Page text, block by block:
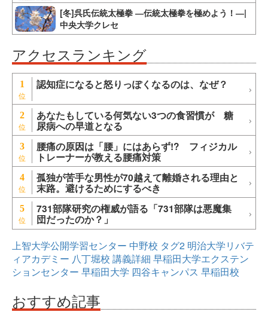
[冬]呉氏伝統太極拳 ―伝統太極拳を極めよう！―|
中央大学クレセ
アクセスランキング
1 認知症になると怒りっぽくなるのは、なぜ？
2 あなたもしている何気ない3つの食習慣が 糖
尿病への早道となる
3 腰痛の原因は「腰」にはあらず!? フィジカル
トレーナーが教える腰痛対策
4 孤独が苦手な男性が70越えて離婚される理由と
末路。避けるためにするべき
5 731部隊研究の権威が語る「731部隊は悪魔集
団だったのか？」
上智大学公開学習センター 中野校 タグ2 明治大学リバテ
ィアカデミー 八丁堀校 講義詳細 早稲田大学エクステン
ションセンター 早稲田大学 四谷キャンパス 早稲田校
おすすめ記事